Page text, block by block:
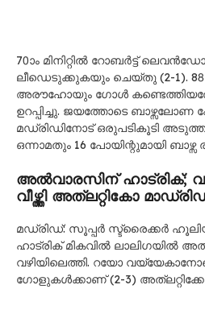
70ാം മിനിറ്റിൽ റോബർട്ട്
ലീഡെടുക്കുകയും ചെയ്തു (2-1).
അരൗഹോയും ഗോൾ
ഉറപ്പിച്ചു. ജയത്തോടെ ബാഴ്സലോണ
മഡ്രിഡിനോട് ഒരുപടികൂടി
ഒന്നാമതും 16 പോയിന്റുമായി
അൽവാരസിന് ഹാട്രിക്;
വീഴ്ത്തി അത്ലറ്റികോ
മഡ്രിഡ്: സൂപ്പർ സ്ട്രൈക്കർ
ഹാട്രിക് മികവിൽ ലാലിഗയിൽ
വഴിയിലെത്തി. റയോ
ഗോളുകൾക്കാണ് (2-3)